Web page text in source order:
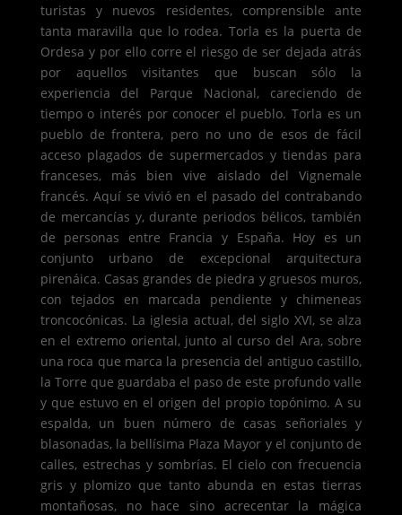
turistas y nuevos residentes, comprensible ante
tanta maravilla que lo rodea. Torla es la puerta de
Ordesa y por ello corre el riesgo de ser dejada atrás
por aquellos visitantes que buscan sólo la
experiencia del Parque Nacional, careciendo de
tiempo o interés por conocer el pueblo. Torla es un
pueblo de frontera, pero no uno de esos de fácil
acceso plagados de supermercados y tiendas para
franceses, más bien vive aislado del Vignemale
francés. Aquí se vivió en el pasado del contrabando
de mercancías y, durante periodos bélicos, también
de personas entre Francia y España. Hoy es un
conjunto urbano de excepcional arquitectura
pirenáica. Casas grandes de piedra y gruesos muros,
con tejados en marcada pendiente y chimeneas
troncocónicas. La iglesia actual, del siglo XVI, se alza
en el extremo oriental, junto al curso del Ara, sobre
una roca que marca la presencia del antiguo castillo,
la Torre que guardaba el paso de este profundo valle
y que estuvo en el origen del propio topónimo. A su
espalda, un buen número de casas señoriales y
blasonadas, la bellísima Plaza Mayor y el conjunto de
calles, estrechas y sombrías. El cielo con frecuencia
gris y plomizo que tanto abunda en estas tierras
montañosas, no hace sino acrecentar la mágica